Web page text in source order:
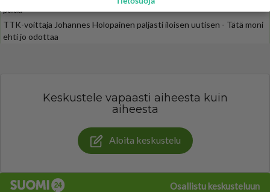
palaa
TTK-voittaja Johannes Holopainen paljasti iloisen uutisen - Tätä moni
ehti jo odottaa
Keskustele vapaasti aiheesta kuin
aiheesta
Aloita keskustelu
Osallistu keskusteluun